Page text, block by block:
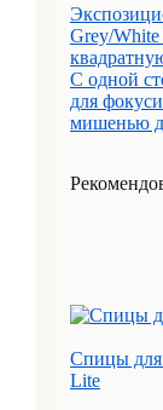
Grey/
С одной
для
мишенью
Спицы для
Lite